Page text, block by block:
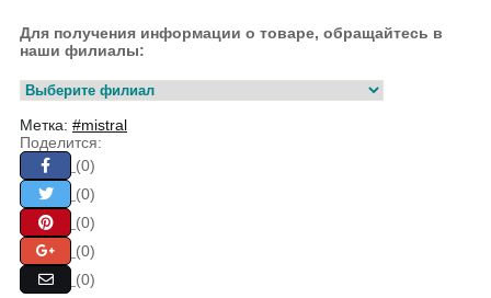
Для получения информации о товаре, обращайтесь в
наши филиалы:
Метка: #mistral
Поделится:
(0)
(0)
(0)
(0)
(0)